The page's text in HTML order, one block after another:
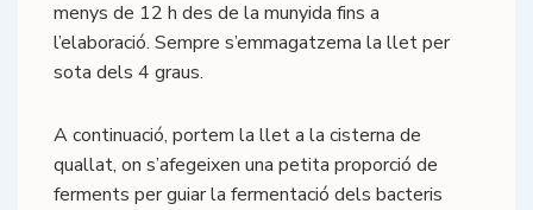
menys de 12 h des de la munyida fins a
l’elaboració. Sempre s’emmagatzema la llet per
sota dels 4 graus.
A continuació, portem la llet a la cisterna de
quallat, on s’afegeixen una petita proporció de
ferments per guiar la fermentació dels bacteris